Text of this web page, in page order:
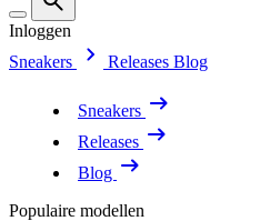
Inloggen
Sneakers
Releases Blog
Sneakers
Releases
Blog
Populaire modellen